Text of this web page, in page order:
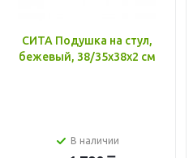
СИТА Подушка на стул,
бежевый, 38/35x38x2 см
В наличии